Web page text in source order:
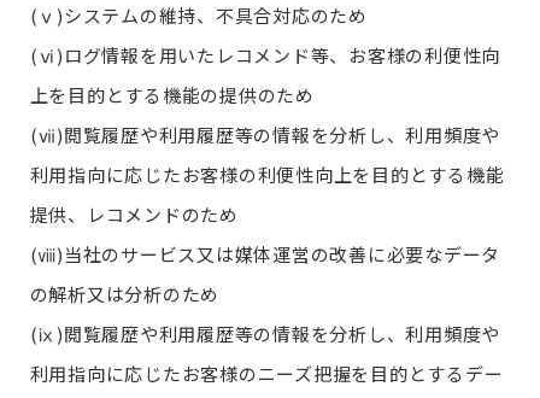
(ⅴ)システムの維持、不具合対応のため
(ⅵ)ログ情報を用いたレコメンド等、お客様の利便性向
上を目的とする機能の提供のため
(ⅶ)閲覧履歴や利用履歴等の情報を分析し、利用頻度や
利用指向に応じたお客様の利便性向上を目的とする機能
提供、レコメンドのため
(ⅷ)当社のサービス又は媒体運営の改善に必要なデータ
の解析又は分析のため
(ⅸ)閲覧履歴や利用履歴等の情報を分析し、利用頻度や
利用指向に応じたお客様のニーズ把握を目的とするデー